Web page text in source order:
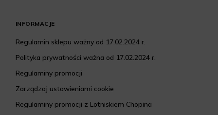
INFORMACJE
Regulamin sklepu ważny od 17.02.2024 r.
Polityka prywatności ważna od 17.02.2024 r.
Regulaminy promocji
Zarządzaj ustawieniami cookie
Regulaminy promocji z Lotniskiem Chopina